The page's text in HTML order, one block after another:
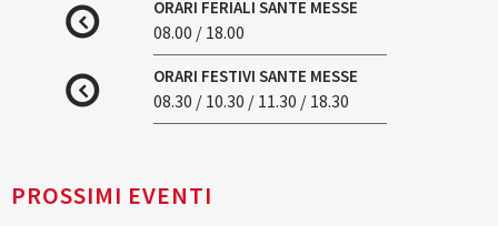
ORARI FERIALI SANTE MESSE
08.00 / 18.00
ORARI FESTIVI SANTE MESSE
08.30 / 10.30 / 11.30 / 18.30
PROSSIMI EVENTI